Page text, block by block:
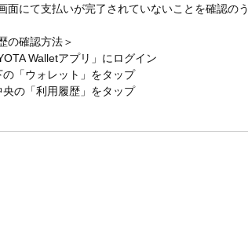
面にて支払いが完了されていないことを確認の
の確認方法＞
Walletアプリ」にログイン
の「ウォレット」をタップ
央の「利用履歴」をタップ